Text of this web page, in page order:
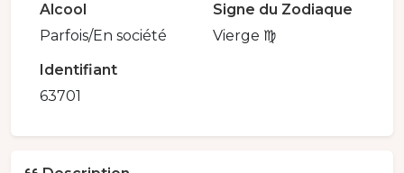
Alcool
Parfois/En société
Signe du Zodiaque
Vierge ♍️
Identifiant
63701